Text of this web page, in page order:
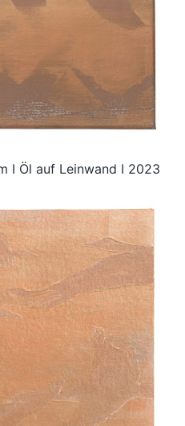
I Öl auf Leinwand I 2023